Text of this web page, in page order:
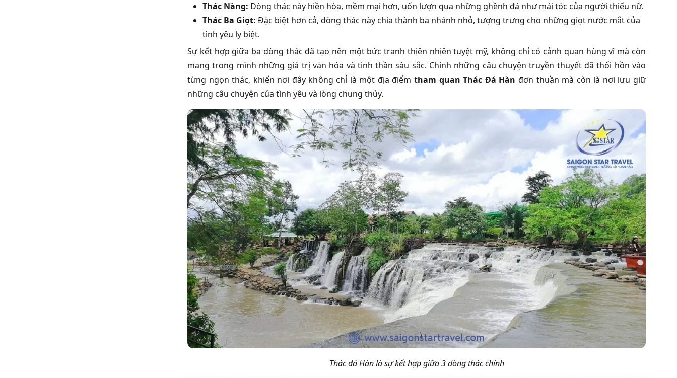
Thác Nàng: Dòng thác này hiền hòa, mềm mại hơn, uốn lượn qua những ghềnh đá như mái tóc của người thiếu nữ.
Thác Ba Giọt: Đặc biệt hơn cả, dòng thác này chia thành ba nhánh nhỏ, tượng trưng cho những giọt nước mắt của
tình yêu ly biệt.
Sự kết hợp giữa ba dòng thác đã tạo nên một bức tranh thiên nhiên tuyệt mỹ, không chỉ có cảnh quan hùng vĩ mà còn
mang trong mình những giá trị văn hóa và tinh thần sâu sắc. Chính những câu chuyện truyền thuyết đã thổi hồn vào
từng ngọn thác, khiến nơi đây không chỉ là một địa điểm tham quan Thác Đá Hàn đơn thuần mà còn là nơi lưu giữ
những câu chuyện của tình yêu và lòng chung thủy.
Thác đá Hàn là sự kết hợp giữa 3 dòng thác chính